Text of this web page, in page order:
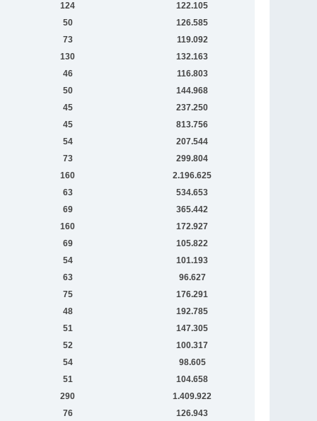
124
122.105
50
126.585
73
119.092
130
132.163
46
116.803
50
144.968
45
237.250
45
813.756
54
207.544
73
299.804
160
2.196.625
63
534.653
69
365.442
160
172.927
69
105.822
54
101.193
63
96.627
75
176.291
48
192.785
51
147.305
52
100.317
54
98.605
51
104.658
290
1.409.922
76
126.943